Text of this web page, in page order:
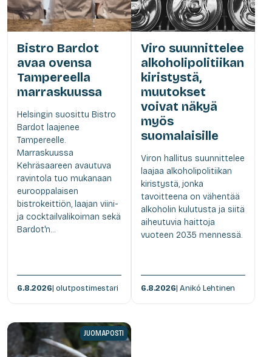
Bistro Bardot
avaa ovensa
Tampereella
marraskuussa
Helsingin suosittu Bistro
Bardot laajenee
Tampereelle.
Marraskuussa
Kehräsaareen avautuva
ravintola tuo mukanaan
eurooppalaisen
bistrokeittiön, laajan viini-
ja cocktailvalikoiman sekä
Bardot'n...
6.8.2026| olutpostimestari
Viro suunnittelee
alkoholipolitiikan
kiristystä,
muutokset
voivat näkyä
myös
suomalaisille
Viron hallitus suunnittelee
laajaa alkoholipolitiikan
kiristystä, jonka
tavoitteena on vähentää
alkoholin kulutusta ja siitä
aiheutuvia haittoja
vuoteen 2035 mennessä.
6.8.2026| Anikó Lehtinen
JUOMAPOSTI